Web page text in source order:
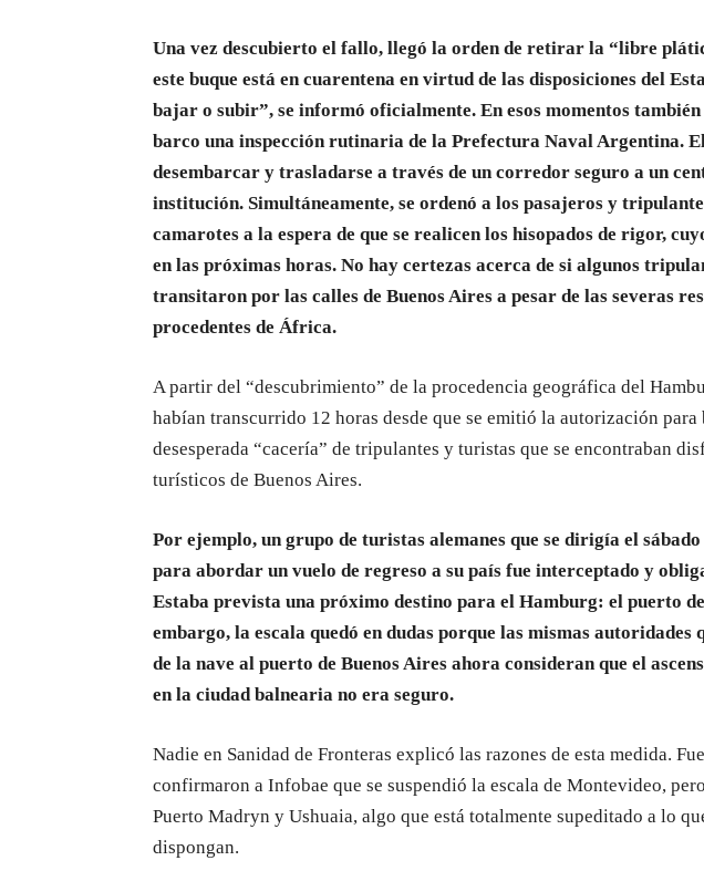
Una vez descubierto el fallo, llegó la orden de retirar la “libre
este buque está en cuarentena en virtud de las disposiciones del
bajar o subir”, se informó oficialmente. En esos momentos también
barco una inspección rutinaria de la Prefectura Naval Argentina.
desembarcar y trasladarse a través de un corredor seguro a un
institución. Simultáneamente, se ordenó a los pasajeros y
camarotes a la espera de que se realicen los hisopados de rigor,
en las próximas horas. No hay certezas acerca de si algunos
transitaron por las calles de Buenos Aires a pesar de las severas
procedentes de África.
A partir del “descubrimiento” de la procedencia geográfica del
habían transcurrido 12 horas desde que se emitió la autorización para
desesperada “cacería” de tripulantes y turistas que se encontraban
turísticos de Buenos Aires.
Por ejemplo, un grupo de turistas alemanes que se dirigía el
para abordar un vuelo de regreso a su país fue interceptado y
Estaba prevista una próximo destino para el Hamburg: el puerto
embargo, la escala quedó en dudas porque las mismas
de la nave al puerto de Buenos Aires ahora consideran que el
en la ciudad balnearia no era seguro.
Nadie en Sanidad de Fronteras explicó las razones de esta medida.
confirmaron a Infobae que se suspendió la escala de Montevideo,
Puerto Madryn y Ushuaia, algo que está totalmente supeditado a lo
dispongan.